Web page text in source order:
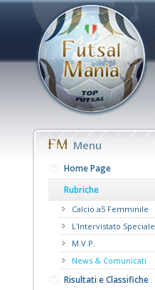
Menu
Home Page
Rubriche
Calcio a5 Femminile
L'Intervistato Speciale
M.V.P.
News & Comunicati
Risultati e Classifiche